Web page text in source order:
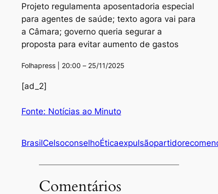
Projeto regulamenta aposentadoria especial
para agentes de saúde; texto agora vai para
a Câmara; governo queria segurar a
proposta para evitar aumento de gastos
Folhapress | 20:00 – 25/11/2025
[ad_2]
Fonte: Notícias ao Minuto
BrasilCelsoconselhoÉticaexpulsãopartido
Comentários